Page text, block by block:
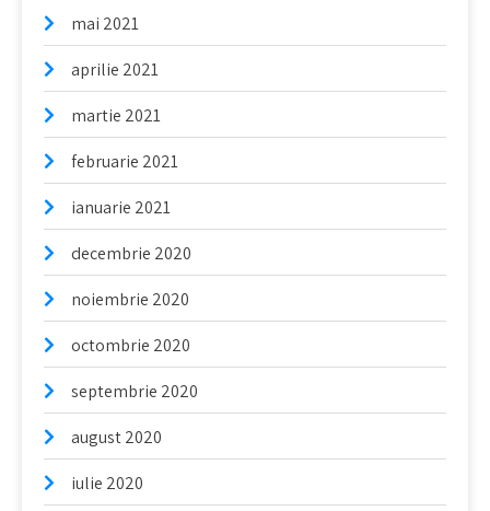
mai 2021
aprilie 2021
martie 2021
februarie 2021
ianuarie 2021
decembrie 2020
noiembrie 2020
octombrie 2020
septembrie 2020
august 2020
iulie 2020